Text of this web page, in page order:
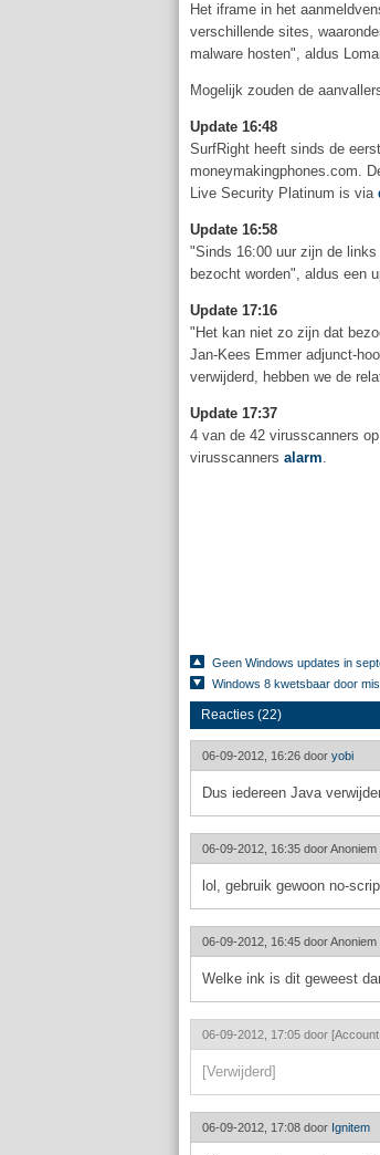
Het iframe in het
verschillende sites,
malware hosten", aldus
Mogelijk zouden de
Update 16:48
SurfRight heeft sinds de
moneymakingphones.com.
Live Security Platinum is via
Update 16:58
"Sinds 16:00 uur zijn de
bezocht worden", aldus een
Update 17:16
"Het kan niet zo zijn dat
Jan-Kees Emmer adjunct-
verwijderd, hebben we de
Update 17:37
4 van de 42 virusscanners op
virusscanners alarm.
Geen Windows updates in
Windows 8 kwetsbaar door
Reacties (22)
06-09-2012, 16:26 door yobi
Dus iedereen Java
06-09-2012, 16:35 doorAnoniem
lol, gebruik gewoon no-
06-09-2012, 16:45 doorAnoniem
Welke ink is dit geweest
06-09-2012, 17:05 door
[Verwijderd]
06-09-2012, 17:08 door Ignitem